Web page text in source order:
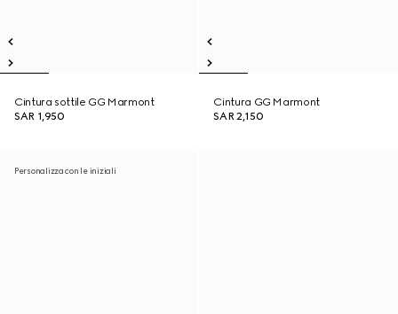
Cintura sottile GG Marmont
SAR 1,950
Cintura GG Marmont
SAR 2,150
Personalizza con le iniziali